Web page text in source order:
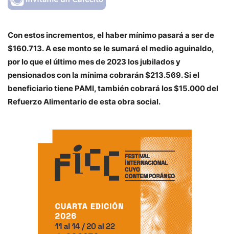
Con estos incrementos, el haber mínimo pasará a ser de
$160.713. A ese monto se le sumará el medio aguinaldo,
por lo que el último mes de 2023 los jubilados y
pensionados con la mínima cobrarán $213.569. Si el
beneficiario tiene PAMI, también cobrará los $15.000 del
Refuerzo Alimentario de esta obra social.